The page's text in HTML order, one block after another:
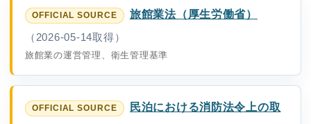
旅館業法（厚生労働省）
（2026-05-14取得）
旅館業の運営管理、衛生管理基準
民泊における消防法令上の取